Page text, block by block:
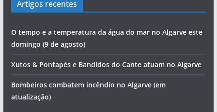
Artigos recentes
O tempo e a temperatura da água do mar no Algarve este
domingo (9 de agosto)
Xutos & Pontapés e Bandidos do Cante atuam no Algarve
Bombeiros combatem incêndio no Algarve (em
atualização)